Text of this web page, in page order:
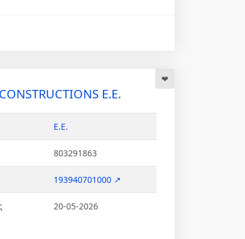
Ε.Ε.
Ε.Ε.
803291863
193940701000 ↗
20-05-2026